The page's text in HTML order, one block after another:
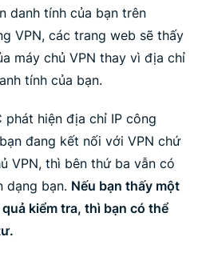
danh tính của bạn trên
VPN, các trang web sẽ thấy
máy chủ VPN thay vì địa chỉ
tính của bạn.
phát hiện địa chỉ IP công
đang kết nối với VPN chứ
VPN, thì bên thứ ba vẫn có
dạng bạn. Nếu bạn thấy một
kiểm tra, thì bạn có thể